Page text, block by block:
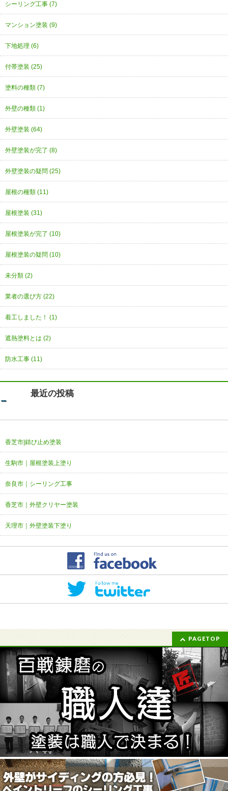
シーリング工事 (7)
マンション塗装 (9)
下地処理 (6)
付帯塗装 (25)
塗料の種類 (7)
外壁の種類 (1)
外壁塗装 (64)
外壁塗装が完了 (8)
外壁塗装の疑問 (25)
屋根の種類 (11)
屋根塗装 (31)
屋根塗装が完了 (10)
屋根塗装の疑問 (10)
未分類 (2)
業者の選び方 (22)
着工しました！ (1)
遮熱塗料とは (2)
防水工事 (11)
最近の投稿
香芝市|錆び止め塗装
生駒市｜屋根塗装上塗り
奈良市｜シーリング工事
香芝市｜外壁クリヤー塗装
天理市｜外壁塗装下塗り
PAGETOP